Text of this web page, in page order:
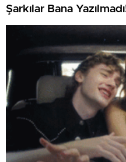
Şarkılar Bana